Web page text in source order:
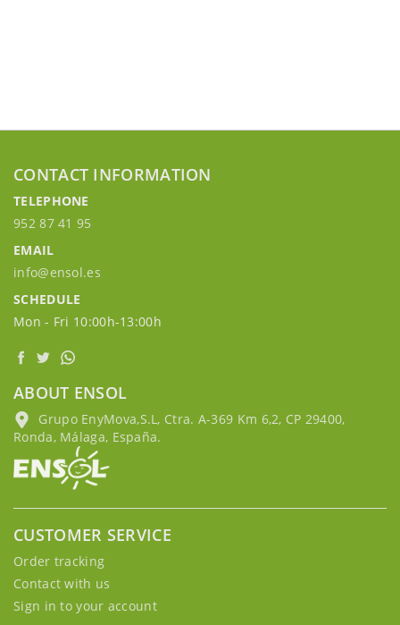
CONTACT INFORMATION
TELEPHONE
952 87 41 95
EMAIL
info@ensol.es
SCHEDULE
Mon - Fri 10:00h-13:00h
ABOUT ENSOL
Grupo EnyMova,S.L, Ctra. A-369 Km 6,2, CP 29400,
Ronda, Málaga, España.
CUSTOMER SERVICE
Order tracking
Contact with us
Sign in to your account